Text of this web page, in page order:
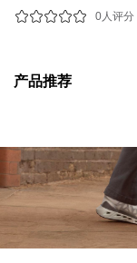
0人评分
产品推荐